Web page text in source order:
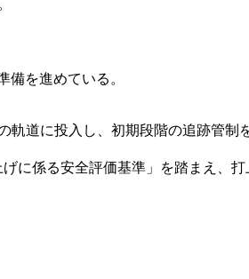
を進めている。
道に投入し、初期段階の追跡管制
に係る安全評価基準」を踏まえ、